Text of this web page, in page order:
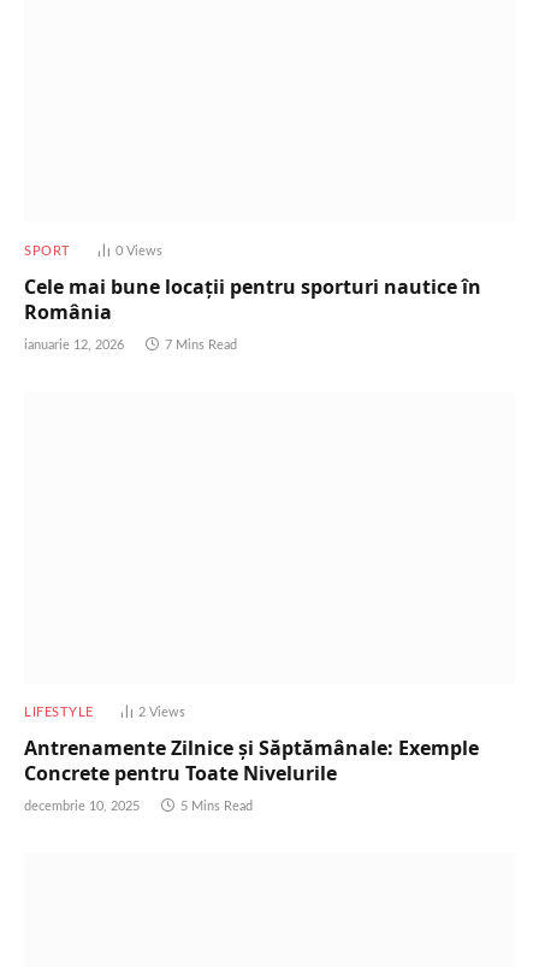
SPORT 0 Views
Cele mai bune locații pentru sporturi nautice în
România
ianuarie 12, 2026 7 Mins Read
LIFESTYLE 2 Views
Antrenamente Zilnice și Săptămânale: Exemple
Concrete pentru Toate Nivelurile
decembrie 10, 2025 5 Mins Read